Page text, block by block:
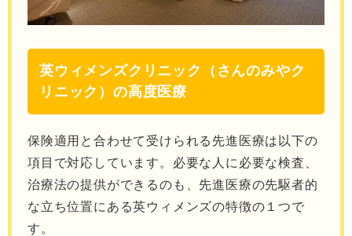
英ウィメンズクリニック（さんのみやク
リニック）の高度医療
保険適用と合わせて受けられる先進医療は以下の
項目で対応しています。必要な人に必要な検査、
治療法の提供ができるのも、先進医療の先駆者的
な立ち位置にある英ウィメンズの特徴の１つで
す。